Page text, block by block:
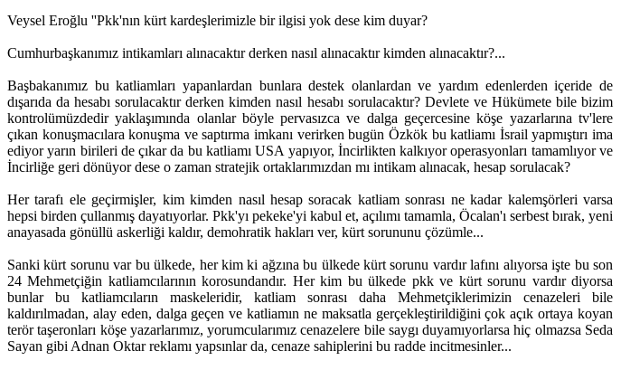
Veysel Eroğlu ''Pkk'nın kürt kardeşlerimizle bir ilgisi yok dese kim duyar?
Cumhurbaşkanımız intikamları alınacaktır derken nasıl alınacaktır kimden alınacaktır?...
Başbakanımız bu katliamları yapanlardan bunlara destek olanlardan ve yardım edenlerden içeride de
dışarıda da hesabı sorulacaktır derken kimden nasıl hesabı sorulacaktır? Devlete ve Hükümete bile bizim
kontrolümüzdedir yaklaşımında olanlar böyle pervasızca ve dalga geçercesine köşe yazarlarına tv'lere
çıkan konuşmacılara konuşma ve saptırma imkanı verirken bugün Özkök bu katliamı İsrail yapmıştırı ima
ediyor yarın birileri de çıkar da bu katliamı USA yapıyor, İncirlikten kalkıyor operasyonları tamamlıyor ve
İncirliğe geri dönüyor dese o zaman stratejik ortaklarımızdan mı intikam alınacak, hesap sorulacak?
Her tarafı ele geçirmişler, kim kimden nasıl hesap soracak katliam sonrası ne kadar kalemşörleri varsa
hepsi birden çullanmış dayatıyorlar. Pkk'yı pekeke'yi kabul et, açılımı tamamla, Öcalan'ı serbest bırak, yeni
anayasada gönüllü askerliği kaldır, demohratik hakları ver, kürt sorununu çözümle...
Sanki kürt sorunu var bu ülkede, her kim ki ağzına bu ülkede kürt sorunu vardır lafını alıyorsa işte bu son
24 Mehmetçiğin katliamcılarının korosundandır. Her kim bu ülkede pkk ve kürt sorunu vardır diyorsa
bunlar bu katliamcıların maskeleridir, katliam sonrası daha Mehmetçiklerimizin cenazeleri bile
kaldırılmadan, alay eden, dalga geçen ve katliamın ne maksatla gerçekleştirildiğini çok açık ortaya koyan
terör taşeronları köşe yazarlarımız, yorumcularımız cenazelere bile saygı duyamıyorlarsa hiç olmazsa Seda
Sayan gibi Adnan Oktar reklamı yapsınlar da, cenaze sahiplerini bu radde incitmesinler...